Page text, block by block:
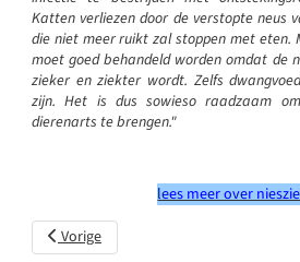
Katten verliezen door de verstopte neus
die niet meer ruikt zal stoppen met eten.
moet goed behandeld worden omdat de
zieker en ziekter wordt. Zelfs
zijn. Het is dus sowieso raadzaam
dierenarts te brengen."
lees meer over
Vorig artikel: Mijn kat eet kattengrit
Vorige